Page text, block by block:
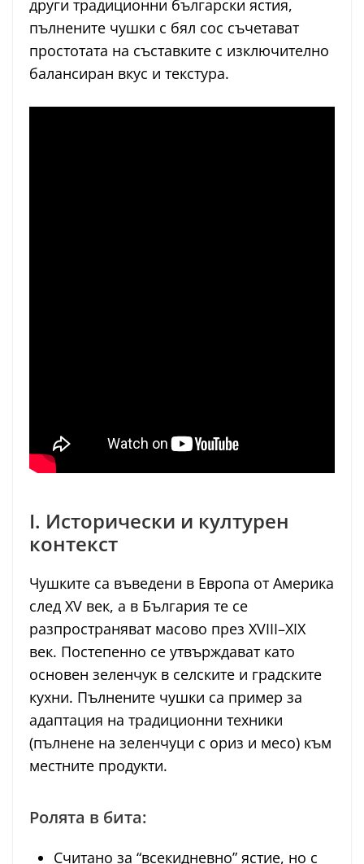
други традиционни български ястия,
пълнените чушки с бял сос съчетават
простотата на съставките с изключително
балансиран вкус и текстура.
I. Исторически и културен
контекст
Чушките са въведени в Европа от Америка
след XV век, а в България те се
разпространяват масово през XVIII–XIX
век. Постепенно се утвърждават като
основен зеленчук в селските и градските
кухни. Пълнените чушки са пример за
адаптация на традиционни техники
(пълнене на зеленчуци с ориз и месо) към
местните продукти.
Ролята в бита:
Считано за “всекидневно” ястие, но с